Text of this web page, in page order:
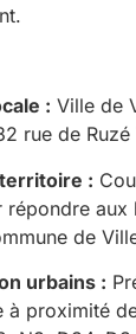
: Ville de
rue de
:
répondre aux
de
urbains :
à proximité